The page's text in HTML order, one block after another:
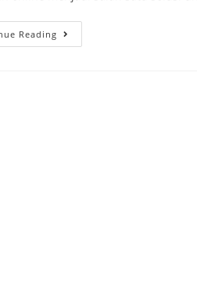
Reading